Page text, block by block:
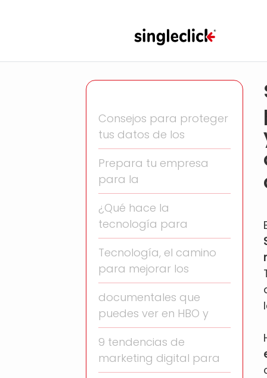
Consejos para proteger
tus datos de los
Prepara tu empresa
para la
¿Qué hace la
tecnología para
Tecnología, el camino
para mejorar los
documentales que
puedes ver en HBO y
9 tendencias de
marketing digital para